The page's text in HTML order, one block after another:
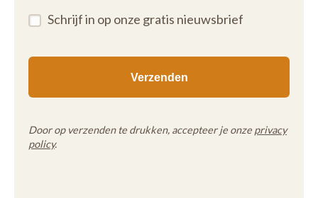
Schrijf in op onze gratis nieuwsbrief
Door op verzenden te drukken, accepteer je onze privacy
policy.